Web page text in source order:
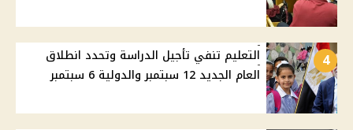
4
التعليم تنفي تأجيل الدراسة وتحدد انطلاق
العام الجديد 12 سبتمبر والدولية 6 سبتمبر